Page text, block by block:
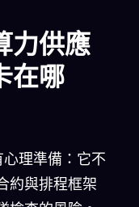
力供應
在哪
理準備：它不
約與排程框架